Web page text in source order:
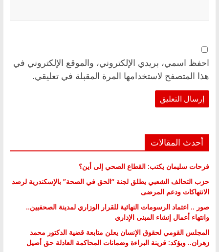
احفظ اسمي، بريدي الإلكتروني، والموقع الإلكتروني في
هذا المتصفح لاستخدامها المرة المقبلة في تعليقي.
أحدث المقالات
فرحات سليمان يكتب: القطاع الصحي إلى أين؟
حزب التحالف الشعبي يطلق لجنة “الحق في الصحة” بالإسكندرية لرصد
الانتهاكات ودعم المرضى
صور .. اعتماد الرسومات النهائية للقرار الوزاري لمدينة الصحفيين..
وانتهاء أعمال إنشاء المبنى الإداري
المجلس القومي لحقوق الإنسان يعلن متابعة قضية الدكتور محمد
زهران.. ويؤكد: قرينة البراءة وضمانات المحاكمة العادلة حق أصيل